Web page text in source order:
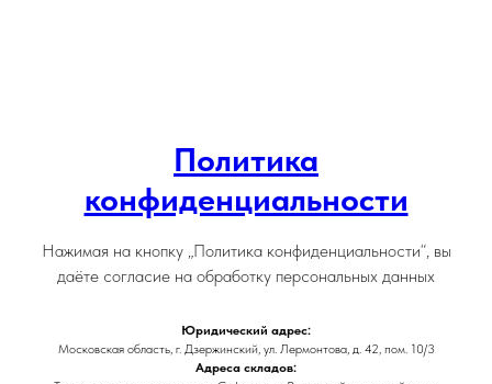
Политика
конфиденциальности
Нажимая на кнопку „Политика конфиденциальности“, вы
даёте согласие на обработку персональных данных
Юридический адрес:
Московская область, г. Дзержинский, ул. Лермонтова, д. 42, пом. 10/3
Адреса складов: